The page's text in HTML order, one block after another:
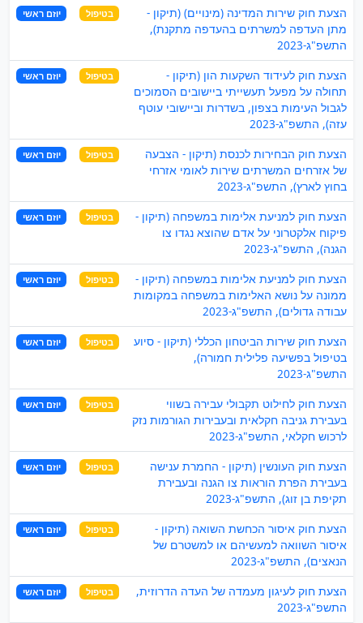
הצעת חוק שירות המדינה (מינויים) (תיקון -
מתן העדפה למשרתים בהעדפה מתקנת),
התשפ"ג-2023
בטיפול יוזם ראשי
הצעת חוק לעידוד השקעות הון (תיקון -
תחולה על מפעל תעשייתי ביישובים הסמוכים
לגבול העימות בצפון, בשדרות וביישובי עוטף
עזה), התשפ"ג-2023
בטיפול יוזם ראשי
הצעת חוק הבחירות לכנסת (תיקון - הצבעה
של אזרחים המשרתים שירות לאומי אזרחי
בחוץ לארץ), התשפ"ג-2023
בטיפול יוזם ראשי
הצעת חוק למניעת אלימות במשפחה (תיקון -
פיקוח אלקטרוני על אדם שהוצא נגדו צו
הגנה), התשפ"ג-2023
בטיפול יוזם ראשי
הצעת חוק למניעת אלימות במשפחה (תיקון -
ממונה על נושא האלימות במשפחה במקומות
עבודה גדולים), התשפ"ג-2023
בטיפול יוזם ראשי
הצעת חוק שירות הביטחון הכללי (תיקון - סיוע
בטיפול בפשיעה פלילית חמורה),
התשפ"ג-2023
בטיפול יוזם ראשי
הצעת חוק לחילוט תקבולי עבירה בשווי
בעבירת גניבה חקלאית ובעבירות הגורמות נזק
לרכוש חקלאי, התשפ"ג-2023
בטיפול יוזם ראשי
הצעת חוק העונשין (תיקון - החמרת ענישה
בעבירת הפרת הוראות צו הגנה ובעבירת
תקיפת בן זוג), התשפ"ג-2023
בטיפול יוזם ראשי
הצעת חוק איסור הכחשת השואה (תיקון -
איסור השוואה למעשיהם או למשטרם של
הנאצים), התשפ"ג-2023
בטיפול יוזם ראשי
הצעת חוק לעיגון מעמדה של העדה הדרוזית,
התשפ"ג-2023
בטיפול יוזם ראשי